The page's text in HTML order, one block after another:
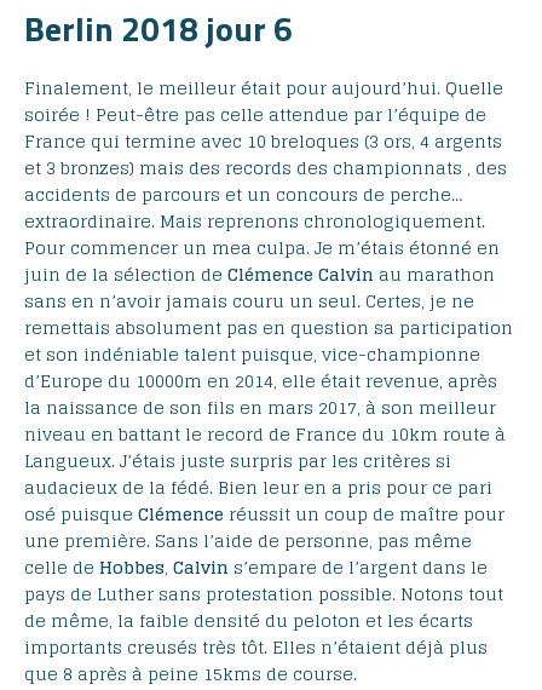
Berlin 2018 jour 6
Finalement, le meilleur était pour aujourd’hui. Quelle
soirée ! Peut-être pas celle attendue par l’équipe de
France qui termine avec 10 breloques (3 ors, 4 argents
et 3 bronzes) mais des records des championnats , des
accidents de parcours et un concours de perche…
extraordinaire. Mais reprenons chronologiquement.
Pour commencer un mea culpa. Je m’étais étonné en
juin de la sélection de Clémence Calvin au marathon
sans en n’avoir jamais couru un seul. Certes, je ne
remettais absolument pas en question sa participation
et son indéniable talent puisque, vice-championne
d’Europe du 10000m en 2014, elle était revenue, après
la naissance de son fils en mars 2017, à son meilleur
niveau en battant le record de France du 10km route à
Langueux. J’étais juste surpris par les critères si
audacieux de la fédé. Bien leur en a pris pour ce pari
osé puisque Clémence réussit un coup de maître pour
une première. Sans l’aide de personne, pas même
celle de Hobbes, Calvin s’empare de l’argent dans le
pays de Luther sans protestation possible. Notons tout
de même, la faible densité du peloton et les écarts
importants creusés très tôt. Elles n’étaient déjà plus
que 8 après à peine 15kms de course.